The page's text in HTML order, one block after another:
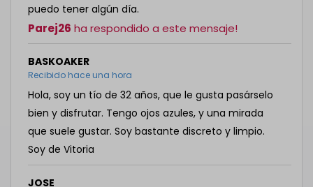
puedo tener algún día.
Parej26 ha respondido a este mensaje!
BASKOAKER
Recibido hace una hora
Hola, soy un tío de 32 años, que le gusta pasárselo
bien y disfrutar. Tengo ojos azules, y una mirada
que suele gustar. Soy bastante discreto y limpio.
Soy de Vitoria
JOSE